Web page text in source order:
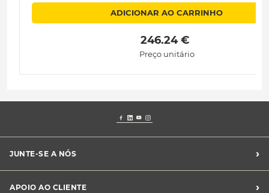
ADICIONAR AO CARRINHO
246.24 €
Preço unitário
JUNTE-SE A NÓS ›
Franchising Midas
APOIO AO CLIENTE ›